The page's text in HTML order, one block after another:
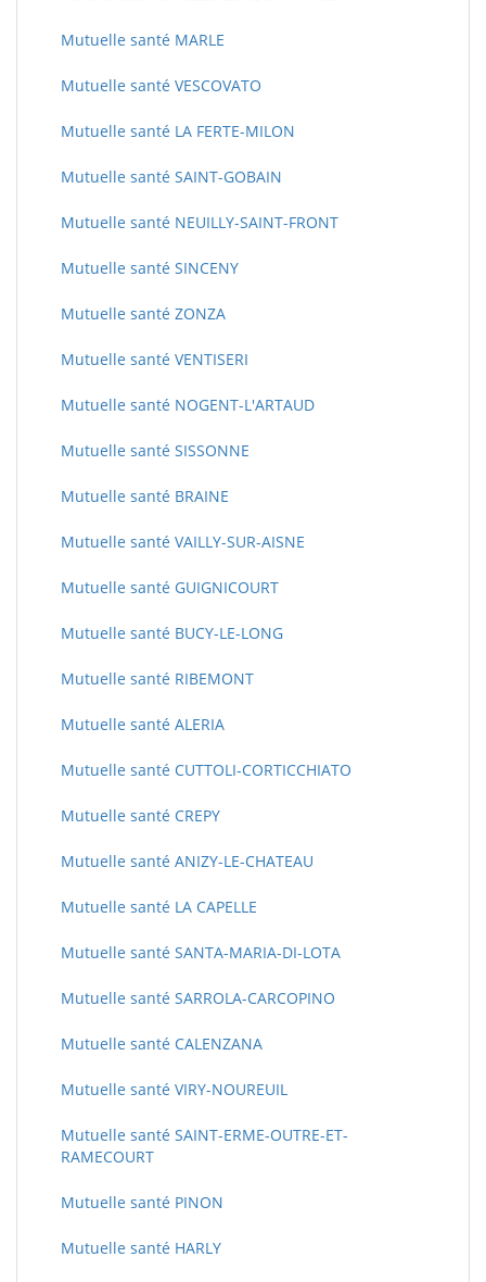
Mutuelle santé MARLE
Mutuelle santé VESCOVATO
Mutuelle santé LA FERTE-MILON
Mutuelle santé SAINT-GOBAIN
Mutuelle santé NEUILLY-SAINT-FRONT
Mutuelle santé SINCENY
Mutuelle santé ZONZA
Mutuelle santé VENTISERI
Mutuelle santé NOGENT-L'ARTAUD
Mutuelle santé SISSONNE
Mutuelle santé BRAINE
Mutuelle santé VAILLY-SUR-AISNE
Mutuelle santé GUIGNICOURT
Mutuelle santé BUCY-LE-LONG
Mutuelle santé RIBEMONT
Mutuelle santé ALERIA
Mutuelle santé CUTTOLI-CORTICCHIATO
Mutuelle santé CREPY
Mutuelle santé ANIZY-LE-CHATEAU
Mutuelle santé LA CAPELLE
Mutuelle santé SANTA-MARIA-DI-LOTA
Mutuelle santé SARROLA-CARCOPINO
Mutuelle santé CALENZANA
Mutuelle santé VIRY-NOUREUIL
Mutuelle santé SAINT-ERME-OUTRE-ET-
RAMECOURT
Mutuelle santé PINON
Mutuelle santé HARLY